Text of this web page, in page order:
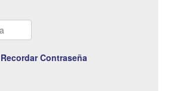
Recordar Contraseña